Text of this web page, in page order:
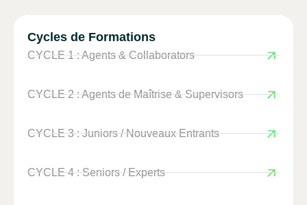
Cycles de Formations
CYCLE 1 : Agents & Collaborators
CYCLE 2 : Agents de Maîtrise & Supervisors
CYCLE 3 : Juniors / Nouveaux Entrants
CYCLE 4 : Seniors / Experts